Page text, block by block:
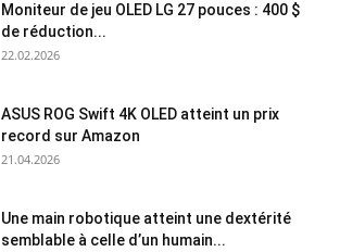
Moniteur de jeu OLED LG 27 pouces : 400 $
de réduction...
22.02.2026
ASUS ROG Swift 4K OLED atteint un prix
record sur Amazon
21.04.2026
Une main robotique atteint une dextérité
semblable à celle d’un humain...